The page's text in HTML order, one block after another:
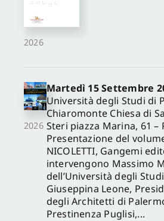
2026
2026
Martedì 15 Settembre
Università degli Studi di
Chiaromonte Chiesa di
Steri piazza Marina, 61 –
Presentazione del
NICOLETTI, Gangemi
intervengono Massimo
dell’Università degli
Giuseppina Leone,
degli Architetti di
Prestinenza Puglisi,...